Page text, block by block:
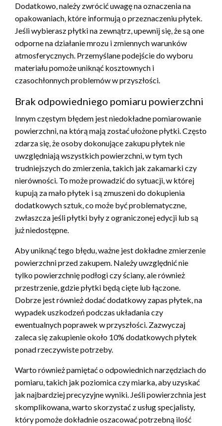
Dodatkowo, należy zwrócić uwagę na oznaczenia na
opakowaniach, które informują o przeznaczeniu płytek.
Jeśli wybierasz płytki na zewnątrz, upewnij się, że są one
odporne na działanie mrozu i zmiennych warunków
atmosferycznych. Przemyślane podejście do wyboru
materiału pomoże uniknąć kosztownych i
czasochłonnych problemów w przyszłości.
Brak odpowiedniego pomiaru powierzchni
Innym częstym błędem jest niedokładne pomiarowanie
powierzchni, na którą mają zostać ułożone płytki. Często
zdarza się, że osoby dokonujące zakupu płytek nie
uwzględniają wszystkich powierzchni, w tym tych
trudniejszych do zmierzenia, takich jak zakamarki czy
nierówności. To może prowadzić do sytuacji, w której
kupują za mało płytek i są zmuszeni do dokupienia
dodatkowych sztuk, co może być problematyczne,
zwłaszcza jeśli płytki były z ograniczonej edycji lub są
już niedostępne.
Aby uniknąć tego błędu, ważne jest dokładne zmierzenie
powierzchni przed zakupem. Należy uwzględnić nie
tylko powierzchnię podłogi czy ściany, ale również
przestrzenie, gdzie płytki będą cięte lub łączone.
Dobrze jest również dodać dodatkowy zapas płytek, na
wypadek uszkodzeń podczas układania czy
ewentualnych poprawek w przyszłości. Zazwyczaj
zaleca się zakupienie około 10% dodatkowych płytek
ponad rzeczywiste potrzeby.
Warto również pamiętać o odpowiednich narzędziach do
pomiaru, takich jak poziomica czy miarka, aby uzyskać
jak najbardziej precyzyjne wyniki. Jeśli powierzchnia jest
skomplikowana, warto skorzystać z usług specjalisty,
który pomoże dokładnie oszacować potrzebną ilość